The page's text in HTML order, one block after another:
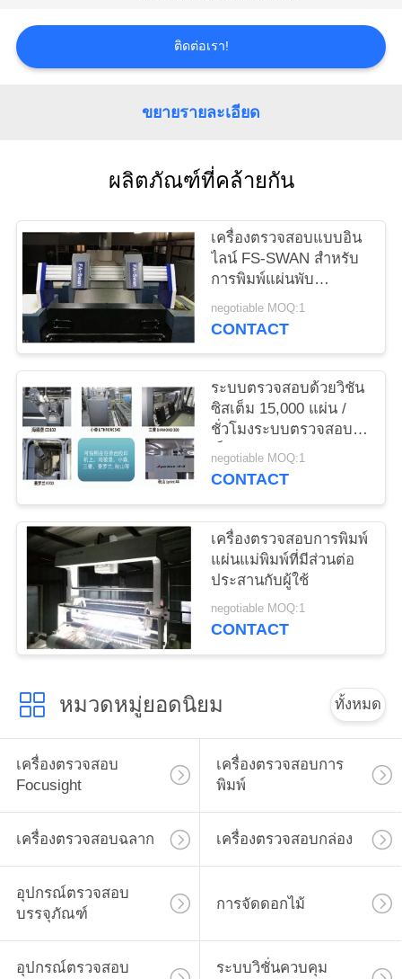
เสนอ
ราคา
แผนผัง
เว็บไซต์
PRIVACY
POLICY
ติดต่อเรา!
ขยายรายละเอียด
ผลิตภัณฑ์ที่คล้ายกัน
เครื่องตรวจสอบแบบอิน
ไลน์ FS-SWAN สำหรับ
การพิมพ์แผ่นพับ
Focusight สำหรับ 1040
มม. × 720 มม
negotiable MOQ:1
CONTACT
ระบบตรวจสอบด้วยวิชัน
ซิสเต็ม 15,000 แผ่น /
ชั่วโมงระบบตรวจสอบ
เว็บแคบ
negotiable MOQ:1
CONTACT
เครื่องตรวจสอบการพิมพ์
แผ่นแม่พิมพ์ที่มีส่วนต่อ
ประสานกับผู้ใช้
negotiable MOQ:1
CONTACT
หมวดหมู่ยอดนิยม ทั้งหมด
เครื่องตรวจสอบ
Focusight
เครื่องตรวจสอบการ
พิมพ์
เครื่องตรวจสอบฉลาก เครื่องตรวจสอบกล่อง
อุปกรณ์ตรวจสอบ
บรรจุภัณฑ์
การจัดดอกไม้
อุปกรณ์ตรวจสอบ ระบบวิชั่นควบคุม